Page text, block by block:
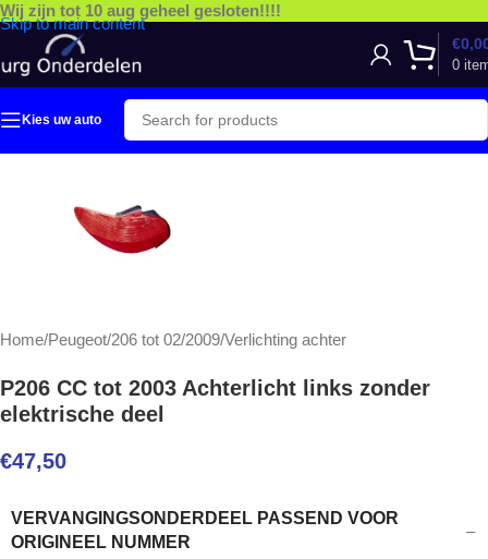
Skip to main content
Wij zijn tot 10 aug geheel gesloten!!!!
0
€
Kies uw auto
Home/Peugeot/206 tot 02/2009/Verlichting achter
P206 CC tot 2003 Achterlicht links zonder
elektrische deel
€47,50
VERVANGINGSONDERDEEL PASSEND VOOR
ORIGINEEL NUMMER
–